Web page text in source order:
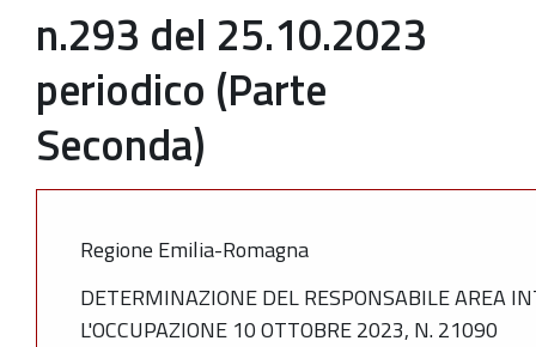
n.293 del 25.10.2023
periodico (Parte
Seconda)
Regione Emilia-Romagna
DETERMINAZIONE DEL RESPONSABILE AREA
L'OCCUPAZIONE 10 OTTOBRE 2023, N. 21090